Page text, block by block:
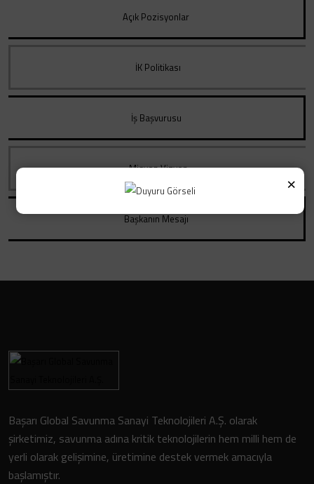
Açık Pozisyonlar
İK Politikası
İş Başvurusu
Misyon Vizyon
Başkanın Mesajı
Başarı Global Savunma Sanayi Teknolojileri A.Ş. olarak
şirketimiz, savunma adına kritik teknolojilerin hem milli hem de
yerli olarak gelişimine, üretimine destek vermek amacıyla
başlamıştır.
×